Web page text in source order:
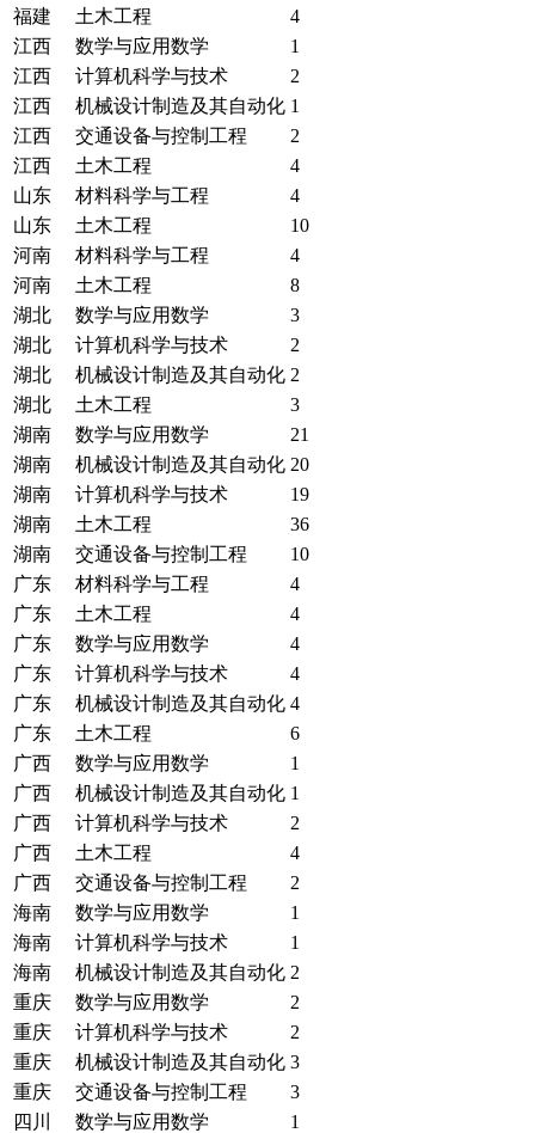
福建 土木工程
4
江西
数学与应用数学
1
江西
计算机科学与技术
2
江西
机械设计制造及其自动化 1
江西
交通设备与控制工程
2
江西
土木工程
4
山东
材料科学与工程
4
山东
土木工程
10
河南
材料科学与工程
4
河南
土木工程
8
湖北
数学与应用数学
3
湖北
计算机科学与技术
2
湖北
机械设计制造及其自动化 2
湖北
土木工程
3
湖南
数学与应用数学
21
湖南
机械设计制造及其自动化 20
湖南
计算机科学与技术
19
湖南
土木工程
36
湖南
交通设备与控制工程
10
广东
材料科学与工程
4
广东
土木工程
4
广东
数学与应用数学
4
广东
计算机科学与技术
4
广东
机械设计制造及其自动化 4
广东
土木工程
6
广西
数学与应用数学
1
广西
机械设计制造及其自动化 1
广西
计算机科学与技术
2
广西
土木工程
4
广西
交通设备与控制工程
2
海南
数学与应用数学
1
海南
计算机科学与技术
1
海南
机械设计制造及其自动化 2
重庆
数学与应用数学
2
重庆
计算机科学与技术
2
重庆
机械设计制造及其自动化 3
重庆
交通设备与控制工程
3
四川
数学与应用数学
1